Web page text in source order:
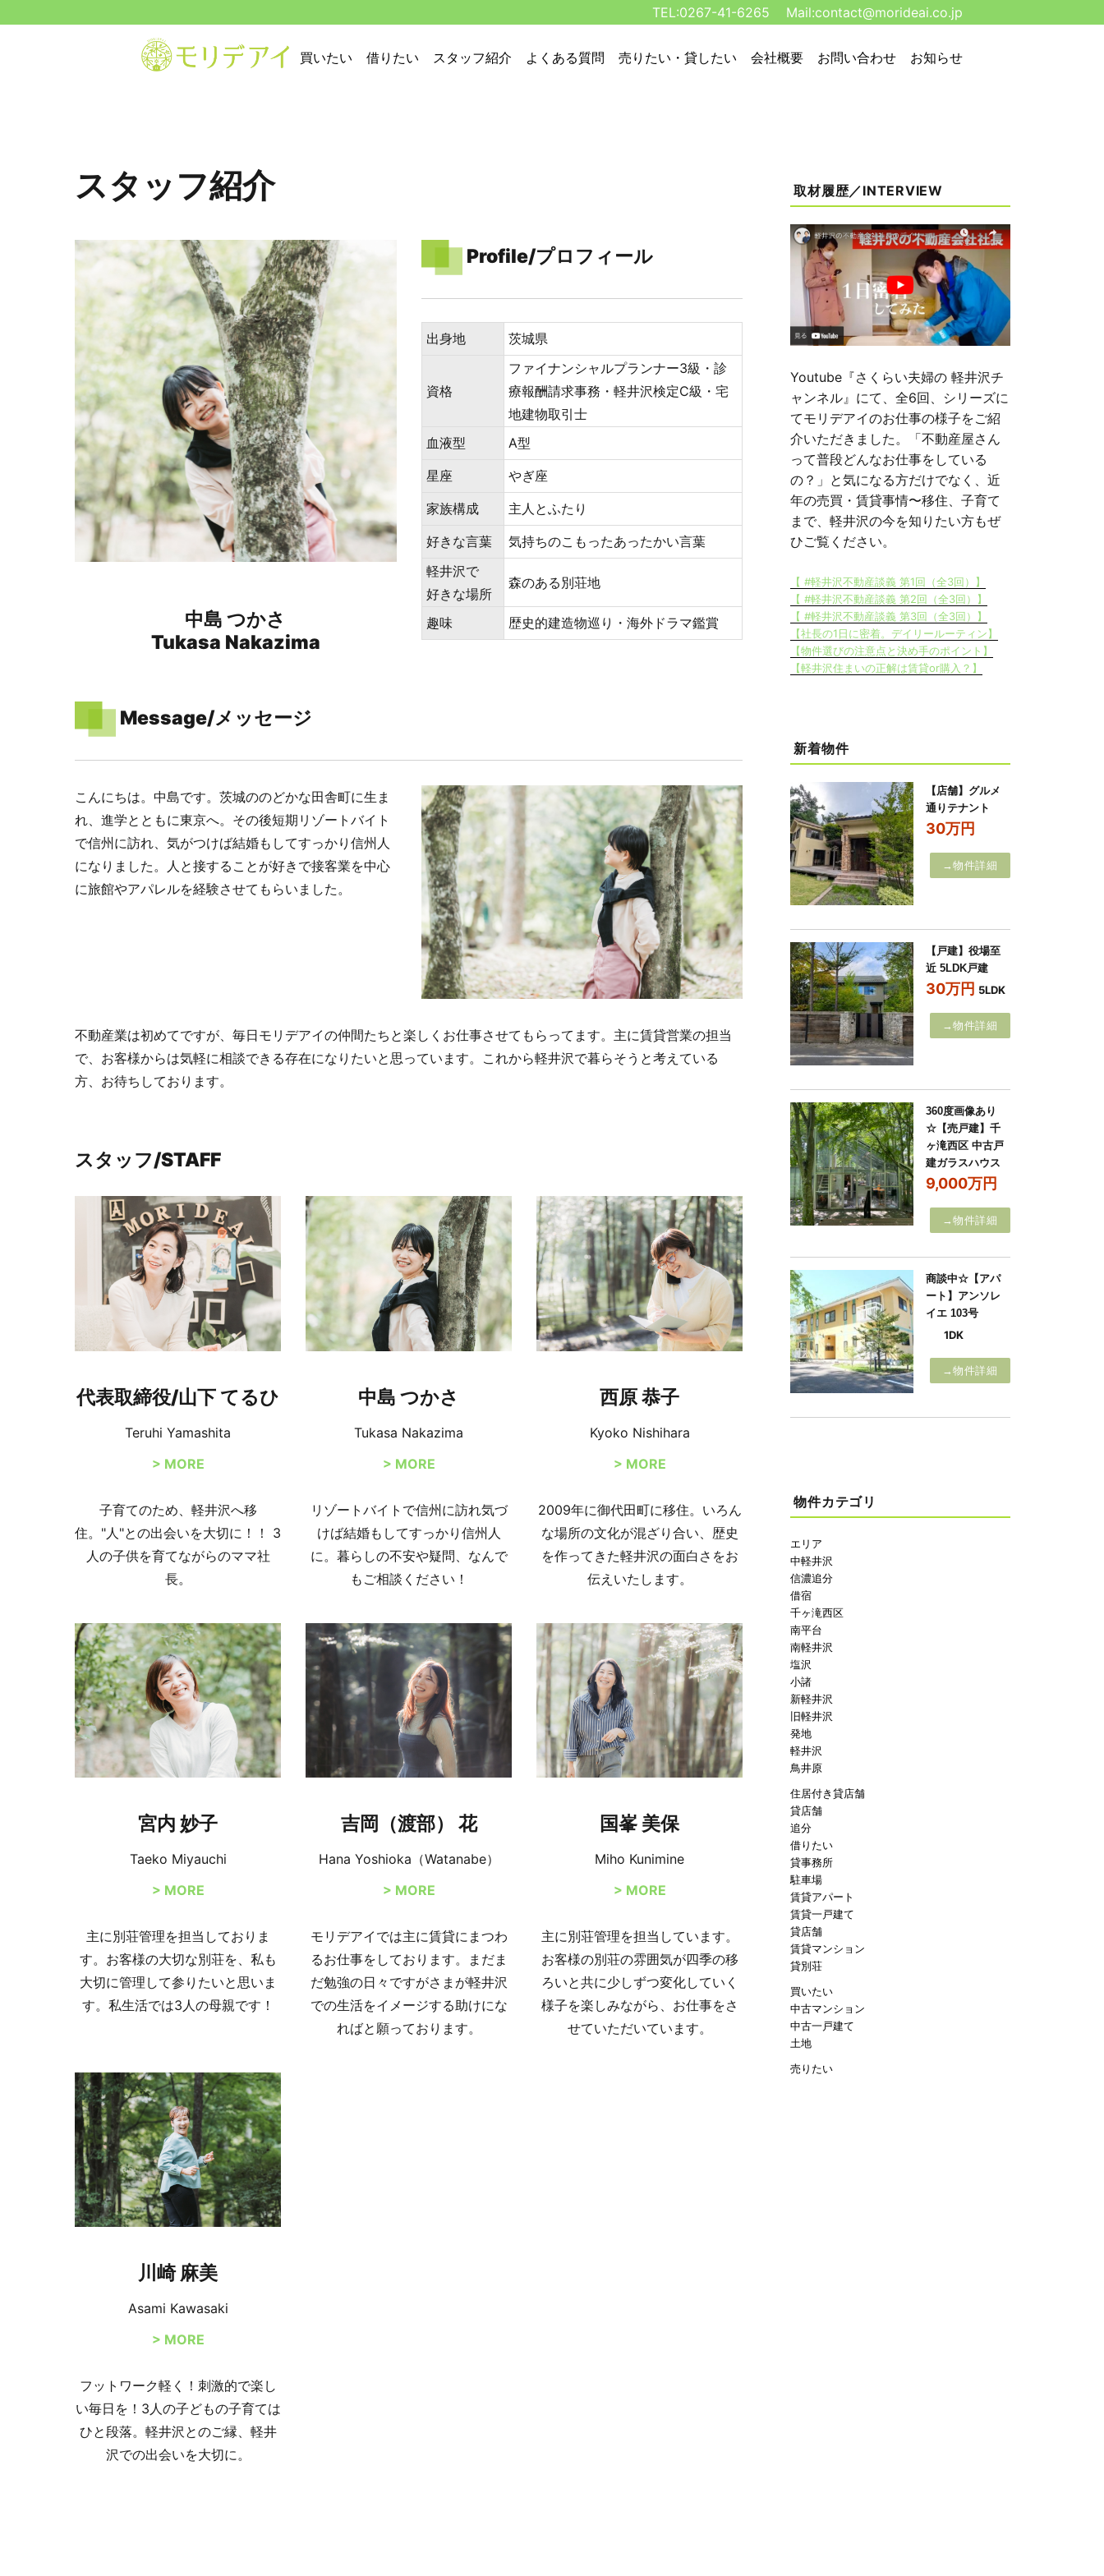
TEL:0267-41-6265 Mail:contact@morideai.co.jp
買いたい 借りたい スタッフ紹介 よくある質問 売りたい・貸したい 会社概要 お問い合わせ お知らせ
スタッフ紹介
中島 つかさ
Tukasa Nakazima
Profile/プロフィール
出身地 茨城県
資格
ファイナンシャルプランナー3級・診
療報酬請求事務・軽井沢検定C級・宅
地建物取引士
血液型
A型
星座
やぎ座
家族構成
主人とふたり
好きな言葉
気持ちのこもったあったかい言葉
軽井沢で
好きな場所
森のある別荘地
趣味 歴史的建造物巡り・海外ドラマ鑑賞
Message/メッセージ
こんにちは。中島です。茨城ののどかな田舎町に生ま
れ、進学とともに東京へ。その後短期リゾートバイト
で信州に訪れ、気がつけば結婚もしてすっかり信州人
になりました。人と接することが好きで接客業を中心
に旅館やアパレルを経験させてもらいました。
不動産業は初めてですが、毎日モリデアイの仲間たちと楽しくお仕事させてもらってます。主に賃貸営業の担当
で、お客様からは気軽に相談できる存在になりたいと思っています。これから軽井沢で暮らそうと考えている
方、お待ちしております。
スタッフ/STAFF
代表取締役/山下 てるひ
Teruhi Yamashita
> MORE
子育てのため、軽井沢へ移
住。"人"との出会いを大切に！！ 3
人の子供を育てながらのママ社
長。
中島 つかさ
Tukasa Nakazima
> MORE
リゾートバイトで信州に訪れ気づ
けば結婚もしてすっかり信州人
に。暮らしの不安や疑問、なんで
もご相談ください！
西原 恭子
Kyoko Nishihara
> MORE
2009年に御代田町に移住。いろん
な場所の文化が混ざり合い、歴史
を作ってきた軽井沢の面白さをお
伝えいたします。
宮内 妙子
Taeko Miyauchi
> MORE
主に別荘管理を担当しておりま
す。お客様の大切な別荘を、私も
大切に管理して参りたいと思いま
す。私生活では3人の母親です！
吉岡（渡部） 花
Hana Yoshioka（Watanabe）
> MORE
モリデアイでは主に賃貸にまつわ
るお仕事をしております。まだま
だ勉強の日々ですがさまが軽井沢
での生活をイメージする助けにな
ればと願っております。
国峯 美保
Miho Kunimine
> MORE
主に別荘管理を担当しています。
お客様の別荘の雰囲気が四季の移
ろいと共に少しずつ変化していく
様子を楽しみながら、お仕事をさ
せていただいています。
川崎 麻美
Asami Kawasaki
> MORE
フットワーク軽く！刺激的で楽し
い毎日を！3人の子どもの子育ては
ひと段落。軽井沢とのご縁、軽井
沢での出会いを大切に。
取材履歴／INTERVIEW
Youtube『さくらい夫婦の 軽井沢チ
ャンネル』にて、全6回、シリーズに
てモリデアイのお仕事の様子をご紹
介いただきました。「不動産屋さん
って普段どんなお仕事をしている
の？」と気になる方だけでなく、近
年の売買・賃貸事情〜移住、子育て
まで、軽井沢の今を知りたい方もぜ
ひご覧ください。
【 #軽井沢不動産談義 第1回（全3回）】
【 #軽井沢不動産談義 第2回（全3回）】
【 #軽井沢不動産談義 第3回（全3回）】
【社長の1日に密着。デイリールーティン】
【物件選びの注意点と決め手のポイント】
【軽井沢住まいの正解は賃貸or購入？】
新着物件
【店舗】グルメ
通りテナント
30万円
→物件詳細
【戸建】役場至
近 5LDK戸建
30万円 5LDK
→物件詳細
360度画像あり
☆【売戸建】千
ヶ滝西区 中古戸
建ガラスハウス
9,000万円
→物件詳細
商談中☆【アパ
ート】アンソレ
イエ 103号
1DK
→物件詳細
物件カテゴリ
エリア
中軽井沢
信濃追分
借宿
千ヶ滝西区
南平台
南軽井沢
塩沢
小諸
新軽井沢
旧軽井沢
発地
軽井沢
鳥井原
住居付き貸店舗
貸店舗
追分
借りたい
貸事務所
駐車場
賃貸アパート
賃貸一戸建て
貸店舗
賃貸マンション
貸別荘
買いたい
中古マンション
中古一戸建て
土地
売りたい